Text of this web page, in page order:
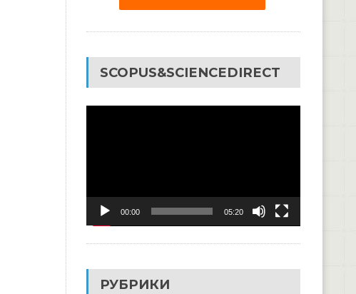
SCOPUS&SCIENCEDIRECT
00:00 05:20
РУБРИКИ